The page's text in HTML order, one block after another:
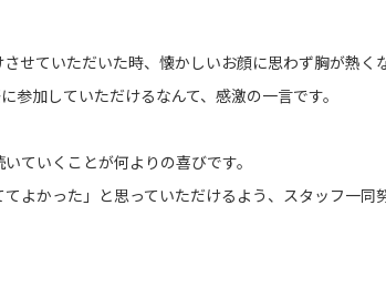
せていただいた時、懐かしいお顔に思わず胸が熱く
加していただけるなんて、感激の一言です。
ていくことが何よりの喜びです。
かった」と思っていただけるよう、スタッフ一同